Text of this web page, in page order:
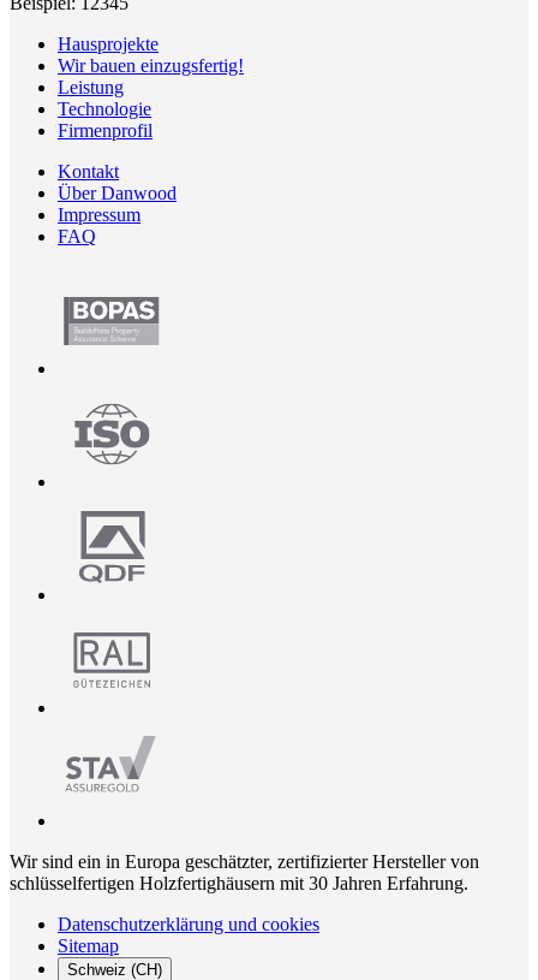
Hausprojekte
Wir bauen einzugsfertig!
Leistung
Technologie
Firmenprofil
Kontakt
Über Danwood
Impressum
FAQ
Wir sind ein in Europa geschätzter, zertifizierter Hersteller von
schlüsselfertigen Holzfertighäusern mit 30 Jahren Erfahrung.
Datenschutzerklärung und cookies
Sitemap
Schweiz (CH)